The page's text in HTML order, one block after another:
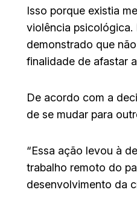
Isso porque existia
violência
demonstrado que
finalidade de afastar
De acordo com a
de se mudar para
“Essa ação levou à
trabalho remoto do
desenvolvimento da